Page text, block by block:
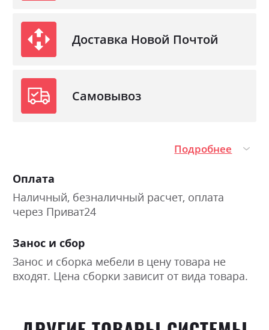
Доставка Новой Почтой
Самовывоз
Подробнее
Оплата
Наличный, безналичный расчет, оплата
через Приват24
Занос и сбор
Занос и сборка мебели в цену товара не
входят. Цена сборки зависит от вида товара.